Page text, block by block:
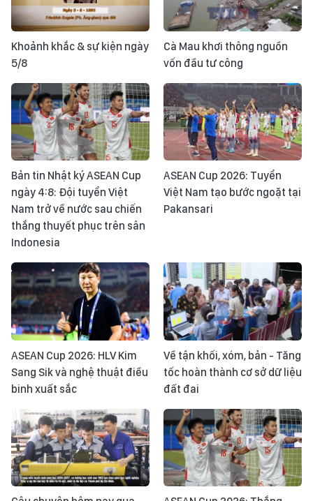
Khoảnh khắc & sự kiện ngày
5/8
Cà Mau khơi thông nguồn
vốn đầu tư công
Bản tin Nhật ký ASEAN Cup
ngày 4:8: Đội tuyển Việt
Nam trở về nước sau chiến
thắng thuyết phục trên sân
Indonesia
ASEAN Cup 2026: Tuyển
Việt Nam tạo bước ngoặt tại
Pakansari
ASEAN Cup 2026: HLV Kim
Sang Sik và nghệ thuật điều
binh xuất sắc
Về tận khối, xóm, bản - Tăng
tốc hoàn thành cơ sở dữ liệu
đất đai